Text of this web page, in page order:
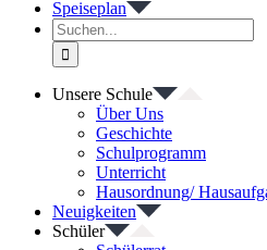
Speiseplan
Suche
nach:
Unsere Schule
Über Uns
Geschichte
Schulprogramm
Unterricht
Hausordnung/
Neuigkeiten
Schüler